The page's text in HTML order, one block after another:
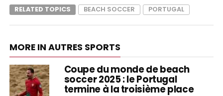
RELATED TOPICS BEACH SOCCER PORTUGAL
MORE IN AUTRES SPORTS
Coupe du monde de beach
soccer 2025 : le Portugal
termine à la troisième place